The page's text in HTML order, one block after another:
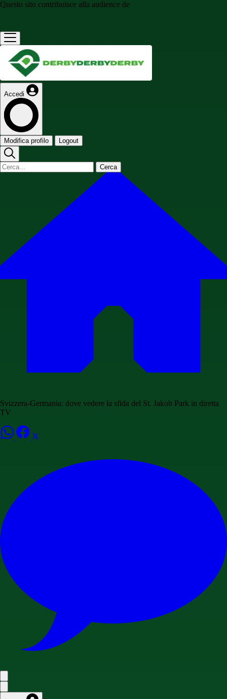
Questo sito contribuisce alla audience de
Accedi
Modifica profilo Logout
Cerca
Svizzera-Germania: dove vedere la sfida del St. Jakob Park in diretta
TV